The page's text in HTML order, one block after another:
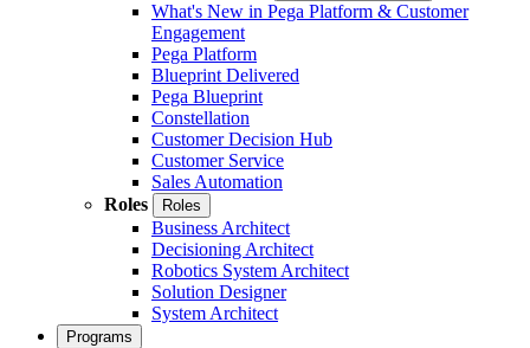
What's New in Pega Platform & Customer
Engagement
Pega Platform
Blueprint Delivered
Pega Blueprint
Constellation
Customer Decision Hub
Customer Service
Sales Automation
Roles
Roles
Business Architect
Decisioning Architect
Robotics System Architect
Solution Designer
System Architect
Programs